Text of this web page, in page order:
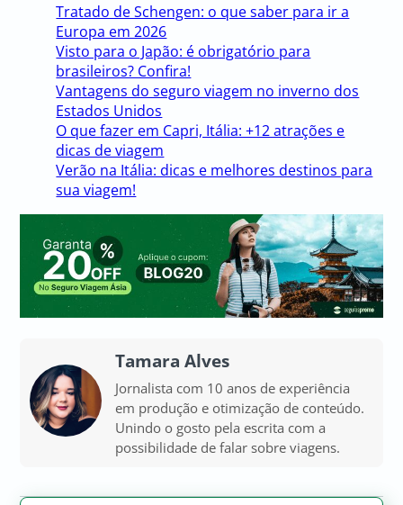
Tratado de Schengen: o que saber para ir a
Europa em 2026
Visto para o Japão: é obrigatório para
brasileiros? Confira!
Vantagens do seguro viagem no inverno dos
Estados Unidos
O que fazer em Capri, Itália: +12 atrações e
dicas de viagem
Verão na Itália: dicas e melhores destinos para
sua viagem!
Tamara Alves
Jornalista com 10 anos de experiência
em produção e otimização de conteúdo.
Unindo o gosto pela escrita com a
possibilidade de falar sobre viagens.